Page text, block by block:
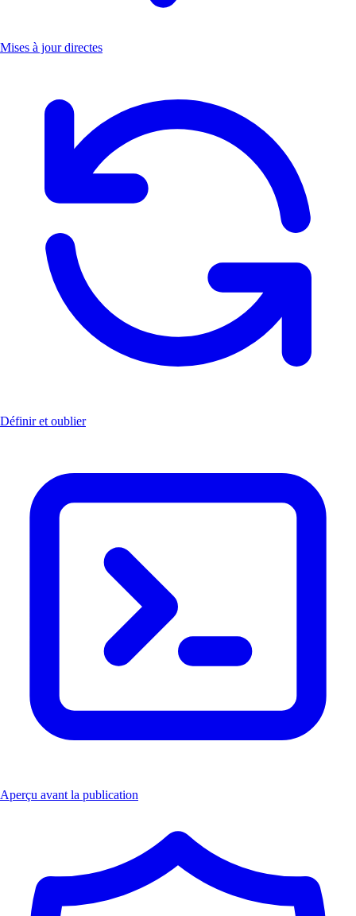
Mises à jour directes
Définir et oublier
Aperçu avant la publication